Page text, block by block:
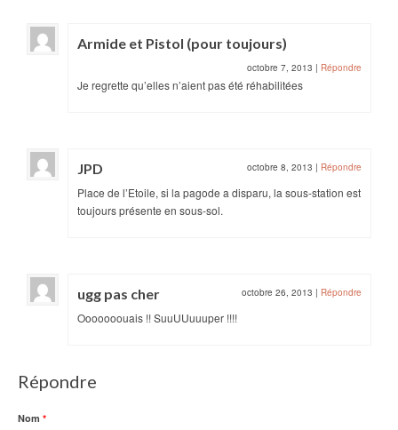
Armide et Pistol (pour toujours)
octobre 7, 2013 | Répondre
Je regrette qu’elles n’aient pas été réhabilitées
JPD octobre 8, 2013 | Répondre
Place de l’Etoile, si la pagode a disparu, la sous-station est
toujours présente en sous-sol.
ugg pas cher octobre 26, 2013 | Répondre
Ooooooouais !! SuuUUuuuper !!!!
Répondre
Nom *